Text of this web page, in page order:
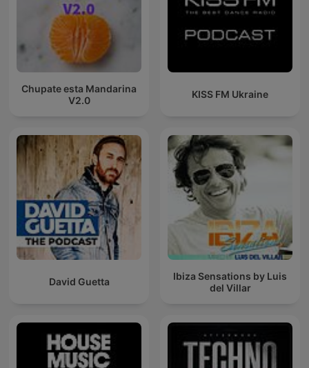
Chupate esta Mandarina
V2.0
KISS FM Ukraine
David Guetta
Ibiza Sensations by Luis
del Villar